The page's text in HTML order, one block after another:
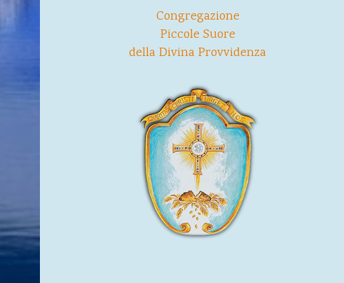
Congregazione
Piccole Suore
della Divina Provvidenza